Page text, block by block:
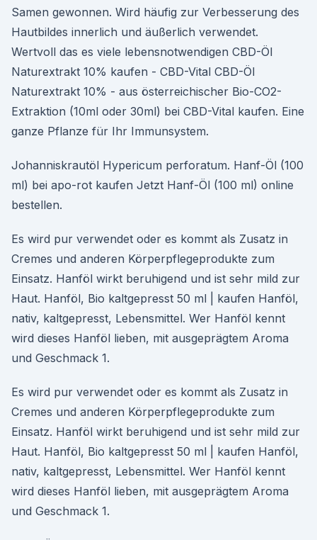
Samen gewonnen. Wird häufig zur Verbesserung des
Hautbildes innerlich und äußerlich verwendet.
Wertvoll das es viele lebensnotwendigen CBD-Öl
Naturextrakt 10% kaufen - CBD-Vital CBD-Öl
Naturextrakt 10% - aus österreichischer Bio-CO2-
Extraktion (10ml oder 30ml) bei CBD-Vital kaufen. Eine
ganze Pflanze für Ihr Immunsystem.
Johanniskrautöl Hypericum perforatum. Hanf-Öl (100
ml) bei apo-rot kaufen Jetzt Hanf-Öl (100 ml) online
bestellen.
Es wird pur verwendet oder es kommt als Zusatz in
Cremes und anderen Körperpflegeprodukte zum
Einsatz. Hanföl wirkt beruhigend und ist sehr mild zur
Haut. Hanföl, Bio kaltgepresst 50 ml | kaufen Hanföl,
nativ, kaltgepresst, Lebensmittel. Wer Hanföl kennt
wird dieses Hanföl lieben, mit ausgeprägtem Aroma
und Geschmack 1.
Es wird pur verwendet oder es kommt als Zusatz in
Cremes und anderen Körperpflegeprodukte zum
Einsatz. Hanföl wirkt beruhigend und ist sehr mild zur
Haut. Hanföl, Bio kaltgepresst 50 ml | kaufen Hanföl,
nativ, kaltgepresst, Lebensmittel. Wer Hanföl kennt
wird dieses Hanföl lieben, mit ausgeprägtem Aroma
und Geschmack 1.